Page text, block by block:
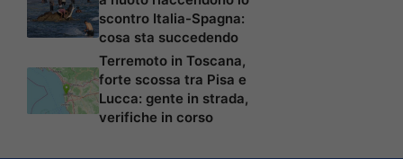
scontro Italia-Spagna:
cosa sta succedendo
Terremoto in Toscana,
forte scossa tra Pisa e
Lucca: gente in strada,
verifiche in corso